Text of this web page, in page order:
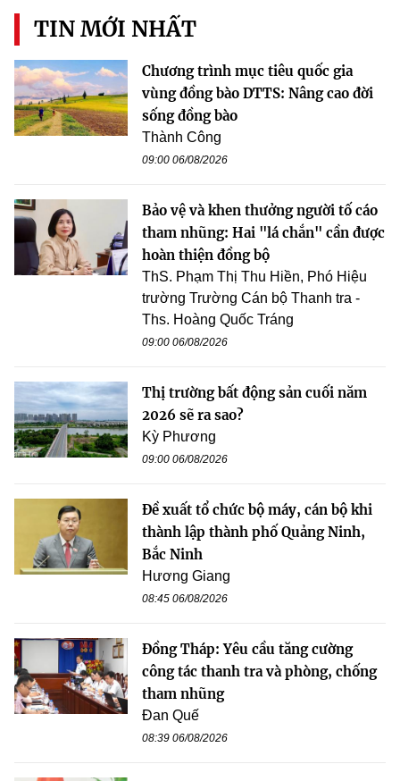
TIN MỚI NHẤT
Chương trình mục tiêu quốc gia
vùng đồng bào DTTS: Nâng cao đời
sống đồng bào
Thành Công
09:00 06/08/2026
Bảo vệ và khen thưởng người tố cáo
tham nhũng: Hai "lá chắn" cần được
hoàn thiện đồng bộ
ThS. Phạm Thị Thu Hiền, Phó Hiệu
trường Trường Cán bộ Thanh tra -
Ths. Hoàng Quốc Tráng
09:00 06/08/2026
Thị trường bất động sản cuối năm
2026 sẽ ra sao?
Kỳ Phương
09:00 06/08/2026
Đề xuất tổ chức bộ máy, cán bộ khi
thành lập thành phố Quảng Ninh,
Bắc Ninh
Hương Giang
08:45 06/08/2026
Đồng Tháp: Yêu cầu tăng cường
công tác thanh tra và phòng, chống
tham nhũng
Đan Quế
08:39 06/08/2026